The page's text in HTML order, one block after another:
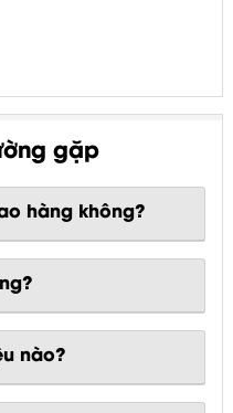
gặp
hàng không?
nào?